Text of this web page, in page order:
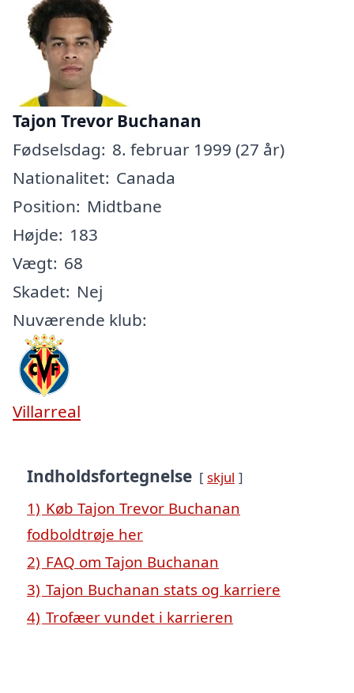
Tajon Trevor Buchanan
Fødselsdag: 8. februar 1999 (27 år)
Nationalitet: Canada
Position: Midtbane
Højde: 183
Vægt: 68
Skadet: Nej
Nuværende klub:
Villarreal
Indholdsfortegnelse skjul
1) Køb Tajon Trevor Buchanan
fodboldtrøje her
2) FAQ om Tajon Buchanan
3) Tajon Buchanan stats og karriere
4) Trofæer vundet i karrieren